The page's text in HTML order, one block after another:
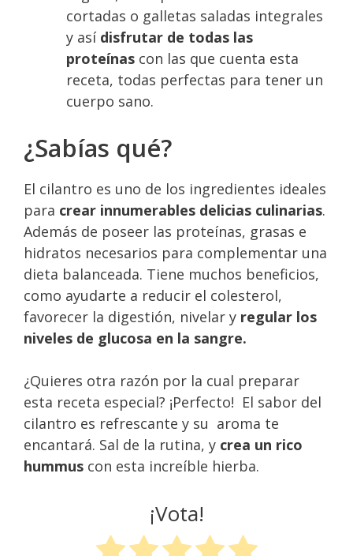
cortadas o galletas saladas integrales
y así disfrutar de todas las
proteínas con las que cuenta esta
receta, todas perfectas para tener un
cuerpo sano.
¿Sabías qué?
El cilantro es uno de los ingredientes ideales
para crear innumerables delicias culinarias.
Además de poseer las proteínas, grasas e
hidratos necesarios para complementar una
dieta balanceada. Tiene muchos beneficios,
como ayudarte a reducir el colesterol,
favorecer la digestión, nivelar y regular los
niveles de glucosa en la sangre.
¿Quieres otra razón por la cual preparar
esta receta especial? ¡Perfecto! El sabor del
cilantro es refrescante y su aroma te
encantará. Sal de la rutina, y crea un rico
hummus con esta increíble hierba.
¡Vota!